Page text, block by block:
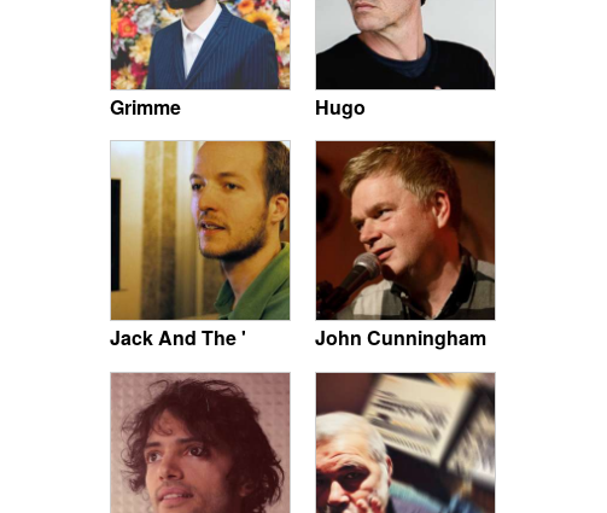
Grimme Hugo
Jack And The ' John Cunningham